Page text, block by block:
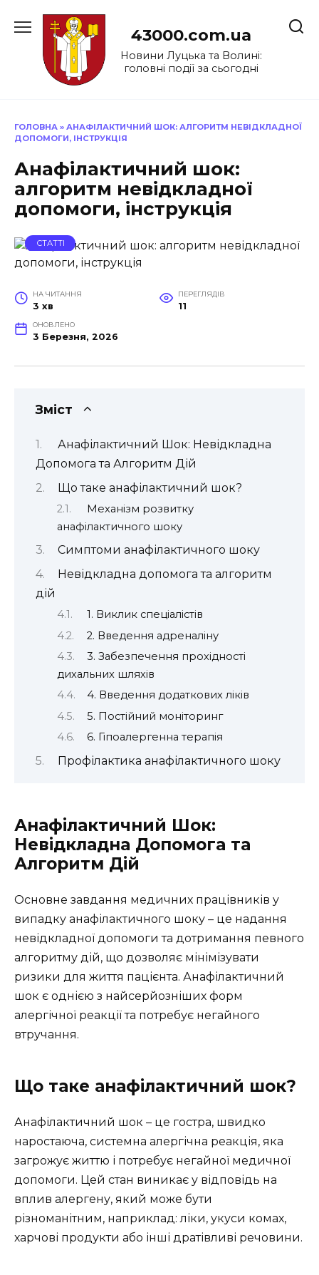
до
43000.com.ua
Новини Луцька та Волині:
головні події за сьогодні
ГОЛОВНА » АНАФІЛАКТИЧНИЙ ШОК: АЛГОРИТМ НЕВІДКЛАДНОЇ
ДОПОМОГИ, ІНСТРУКЦІЯ
Анафілактичний шок:
алгоритм невідкладної
допомоги, інструкція
СТАТТІ
НА ЧИТАННЯ
3 хв
ПЕРЕГЛЯДІВ
11
ОНОВЛЕНО
3 Березня, 2026
Зміст
Анафілактичний Шок: Невідкладна
Допомога та Алгоритм Дій
Що таке анафілактичний шок?
Механізм розвитку
анафілактичного шоку
Симптоми анафілактичного шоку
Невідкладна допомога та алгоритм
дій
1. Виклик спеціалістів
2. Введення адреналіну
3. Забезпечення прохідності
дихальних шляхів
4. Введення додаткових ліків
5. Постійний моніторинг
6. Гіпоалергенна терапія
Профілактика анафілактичного шоку
Анафілактичний Шок:
Невідкладна Допомога та
Алгоритм Дій
Основне завдання медичних працівників у
випадку анафілактичного шоку – це надання
невідкладної допомоги та дотримання певного
алгоритму дій, що дозволяє мінімізувати
ризики для життя пацієнта. Анафілактичний
шок є однією з найсерйозніших форм
алергічної реакції та потребує негайного
втручання.
Що таке анафілактичний шок?
Анафілактичний шок – це гостра, швидко
наростаюча, системна алергічна реакція, яка
загрожує життю і потребує негайної медичної
допомоги. Цей стан виникає у відповідь на
вплив алергену, який може бути
різноманітним, наприклад: ліки, укуси комах,
харчові продукти або інші дратівливі речовини.